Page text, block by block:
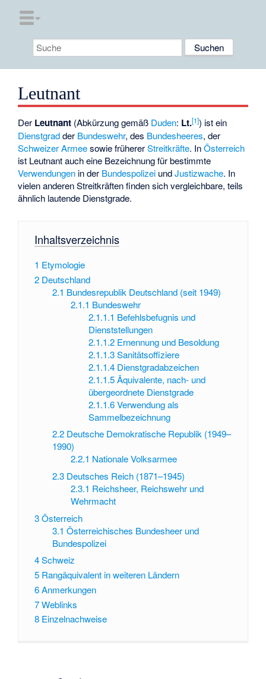
Leutnant
Der Leutnant (Abkürzung gemäß Duden: Lt.[1]) ist ein
Dienstgradder Bundeswehr, des Bundesheeres, der
Schweizer Armeesowie frühererStreitkräfte. InÖsterreich
ist Leutnant auch eine Bezeichnung für bestimmte
Verwendungen in der Bundespolizei undJustizwache. In
vielen anderen Streitkräften finden sich vergleichbare, teils
ähnlich lautende Dienstgrade.
Inhaltsverzeichnis
1 Etymologie
2 Deutschland
2.1 Bundesrepublik Deutschland (seit 1949)
2.1.1 Bundeswehr
2.1.1.1 Befehlsbefugnis und
Dienststellungen
2.1.1.2 Ernennung und Besoldung
2.1.1.3Sanitätsoffiziere
2.1.1.4 Dienstgradabzeichen
2.1.1.5Äquivalente, nach- und
übergeordnete Dienstgrade
2.1.1.6Verwendung als
Sammelbezeichnung
2.2 Deutsche Demokratische Republik (1949–
1990)
2.2.1 Nationale Volksarmee
2.3 Deutsches Reich (1871–1945)
2.3.1 Reichsheer, Reichswehr und
Wehrmacht
3Österreich
3.1 Österreichisches Bundesheer und
Bundespolizei
4Schweiz
5 Rangäquivalent in weiteren Ländern
6Anmerkungen
7Weblinks
8 Einzelnachweise